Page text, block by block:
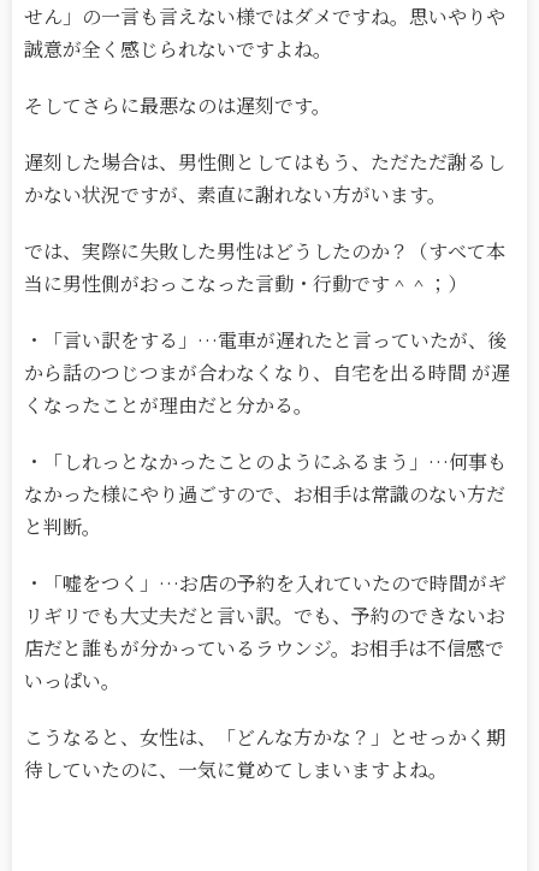
せん」の一言も言えない様ではダメですね。思いやりや
誠意が全く感じられないですよね。
そしてさらに最悪なのは遅刻です。
遅刻した場合は、男性側としてはもう、ただただ謝るし
かない状況ですが、素直に謝れない方がいます。
では、実際に失敗した男性はどうしたのか？（すべて本
当に男性側がおっこなった言動・行動です＾＾；）
・「言い訳をする」…電車が遅れたと言っていたが、後
から話のつじつまが合わなくなり、自宅を出る時間 が遅
くなったことが理由だと分かる。
・「しれっとなかったことのようにふるまう」…何事も
なかった様にやり過ごすので、お相手は常識のない方だ
と判断。
・「嘘をつく」…お店の予約を入れていたので時間がギ
リギリでも大丈夫だと言い訳。でも、予約のできないお
店だと誰もが分かっているラウンジ。お相手は不信感で
いっぱい。
こうなると、女性は、「どんな方かな？」とせっかく期
待していたのに、一気に覚めてしまいますよね。